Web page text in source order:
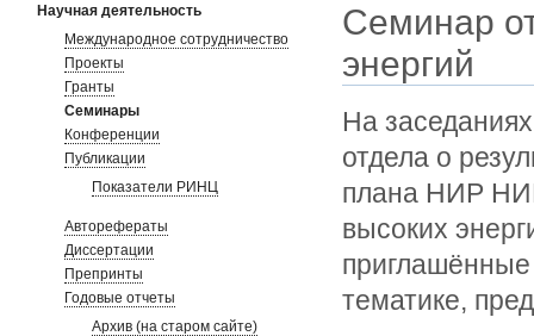
Научная деятельность
Международное сотрудничество
Проекты
Гранты
Семинары
Конференции
Публикации
Показатели РИНЦ
Авторефераты
Диссертации
Препринты
Годовые отчеты
Архив (на старом сайте)
Семинар
энергий
На
отдела о
плана НИР
высоких
приглашённые
тематике,